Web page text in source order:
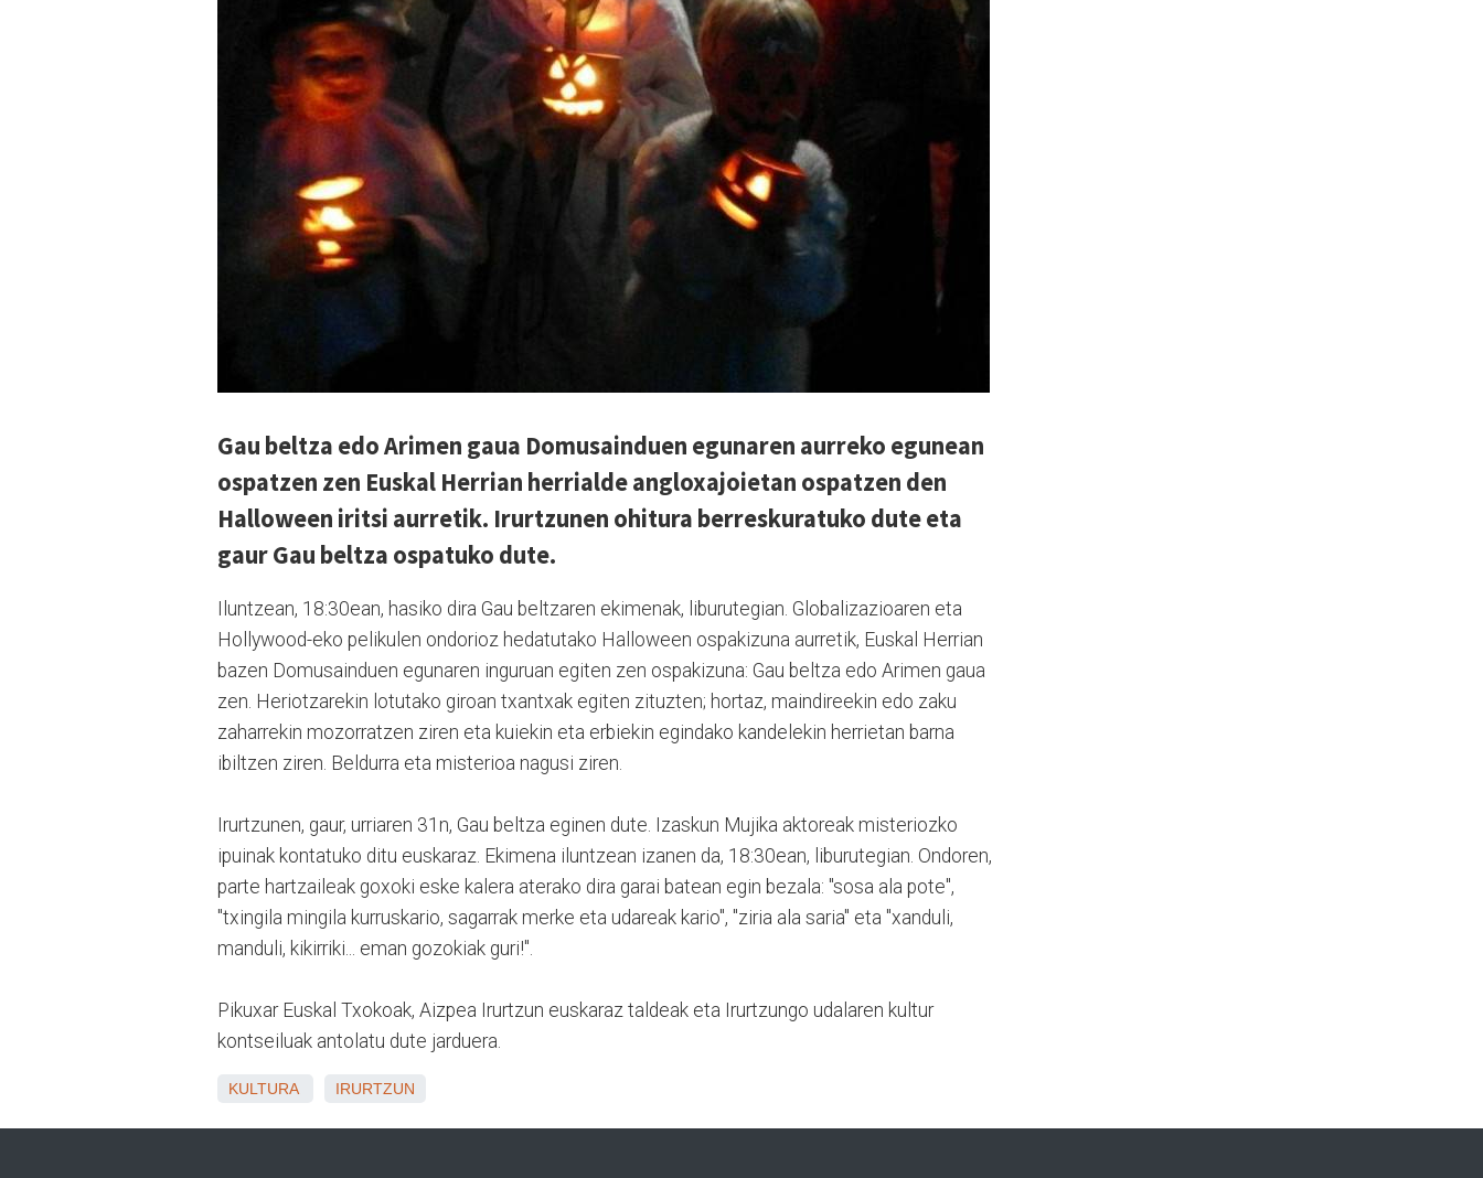
Gau beltza edo Arimen gaua Domusainduen egunaren aurreko egunean
ospatzen zen Euskal Herrian herrialde angloxajoietan ospatzen den
Halloween iritsi aurretik. Irurtzunen ohitura berreskuratuko dute eta
gaur Gau beltza ospatuko dute.
Iluntzean, 18:30ean, hasiko dira Gau beltzaren ekimenak, liburutegian. Globalizazioaren eta
Hollywood-eko pelikulen ondorioz hedatutako Halloween ospakizuna aurretik, Euskal Herrian
bazen Domusainduen egunaren inguruan egiten zen ospakizuna: Gau beltza edo Arimen gaua
zen. Heriotzarekin lotutako giroan txantxak egiten zituzten; hortaz, maindireekin edo zaku
zaharrekin mozorratzen ziren eta kuiekin eta erbiekin egindako kandelekin herrietan barna
ibiltzen ziren. Beldurra eta misterioa nagusi ziren.
Irurtzunen, gaur, urriaren 31n, Gau beltza eginen dute. Izaskun Mujika aktoreak misteriozko
ipuinak kontatuko ditu euskaraz. Ekimena iluntzean izanen da, 18:30ean, liburutegian. Ondoren,
parte hartzaileak goxoki eske kalera aterako dira garai batean egin bezala: "sosa ala pote",
"txingila mingila kurruskario, sagarrak merke eta udareak kario", "ziria ala saria" eta "xanduli,
manduli, kikirriki... eman gozokiak guri!".
Pikuxar Euskal Txokoak, Aizpea Irurtzun euskaraz taldeak eta Irurtzungo udalaren kultur
kontseiluak antolatu dute jarduera.
KULTURA IRURTZUN